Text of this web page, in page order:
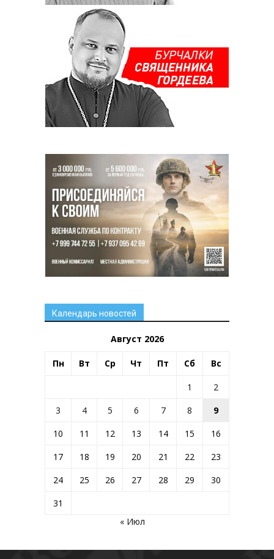
Календарь новостей
Август 2026
Пн Вт Ср Чт Пт Сб Вс
1
2
3
4 5 6 7 8
9
10
11 12 13 14 15
16
17
18 19 20 21 22
23
24
25 26 27 28 29
30
31
« Июл